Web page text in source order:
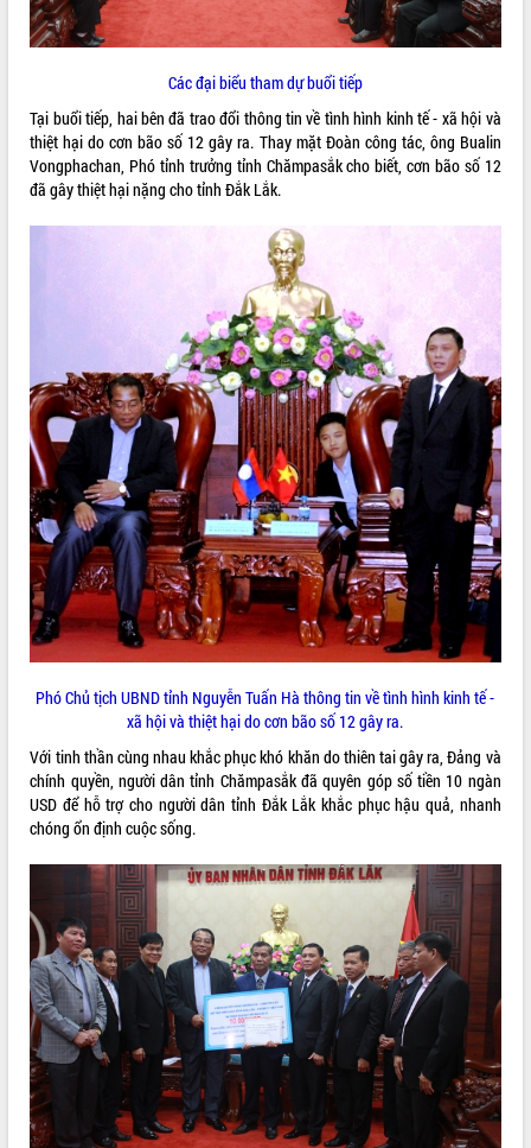
VIDEO
Khám bệnh, cấp phát thuốc miễn phí
và tặng quà người dân xã Cư Pui
Hội nghị UBND tỉnh Đắk Lắk thường kỳ
tháng 7/2026
Lễ truy tặng danh hiệu “Bà Mẹ Việt
Nam Anh hùng” và trao Huân chương
UBND tỉnh Đắk Lắk triển khai nhiệm
vụ 6 tháng cuối năm 2026
Kỳ họp thứ Hai, Hội đồng nhân dân
tỉnh khóa XI quyết nghị nhiều nội dung
quan trọng
Bí thư Tỉnh ủy Lương Nguyễn Minh
Triết thăm, tặng quà người có công với
cách mạng
Rà soát, hoàn thiện hệ thống thiết chế
văn hóa, thể thao đáp ứng yêu cầu
phát triển mới
ALBUM ẢNH
LIÊN KẾT WEB
Các đại biểu tham dự buổi tiếp
Tại buổi tiếp, hai bên đã trao đổi thông tin về tình hình kinh tế - xã hội và
thiệt hại do cơn bão số 12 gây ra. Thay mặt Đoàn công tác, ông Bualin
Vongphachan, Phó tỉnh trưởng tỉnh Chămpasắk cho biết, cơn bão số 12
đã gây thiệt hại nặng cho tỉnh Đắk Lắk.
Phó Chủ tịch UBND tỉnh Nguyễn Tuấn Hà thông tin về tình hình kinh tế -
xã hội và thiệt hại do cơn bão số 12 gây ra.
Với tinh thần cùng nhau khắc phục khó khăn do thiên tai gây ra, Đảng và
chính quyền, người dân tỉnh Chămpasắk đã quyên góp số tiền 10 ngàn
USD để hỗ trợ cho người dân tỉnh Đắk Lắk khắc phục hậu quả, nhanh
chóng ổn định cuộc sống.